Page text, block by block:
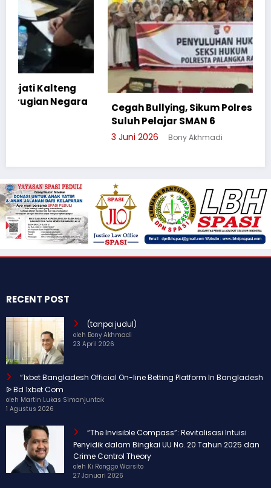
Cegah Bullying, Sikum Polresta Palangka Raya
Suluh Pelajar SMAN 6
Bony Akhmadi
RECENT POST
(tanpa judul)
oleh Bony Akhmadi
23 April 2026
“1xbet Bangladesh Official On-line Betting Platform In Bangladesh
ᐉ Bd 1xbet Com
oleh Martin Lukas Simanjuntak
1 Agustus 2026
“The Invisible Compass”: Revitalisasi Intuisi
Penyidik dalam Bingkai UU No. 20 Tahun 2025 dan
Crime Control Theory
oleh Ki Ronggo Warsito
27 Januari 2026